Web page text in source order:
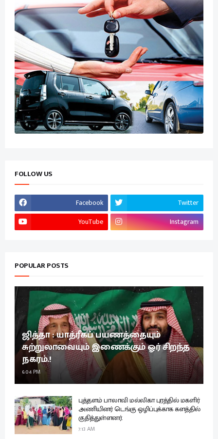
FOLLOW US
Facebook
Twitter
YouTube
Instagram
POPULAR POSTS
ஜித்தா : யாத்ரீகப் பயணத்தையும்
சுற்றுலாவையும் இணைக்கும் ஓர் சிறந்த
நகரம்.!
6:04 PM
புத்தளம் பாலாவி மல்லிகா புரத்தில் மகளிர்
அணியினர் டெங்கு ஒழிப்புக்காக களத்தில்
குதித்துள்ளனர்.
7:13 AM